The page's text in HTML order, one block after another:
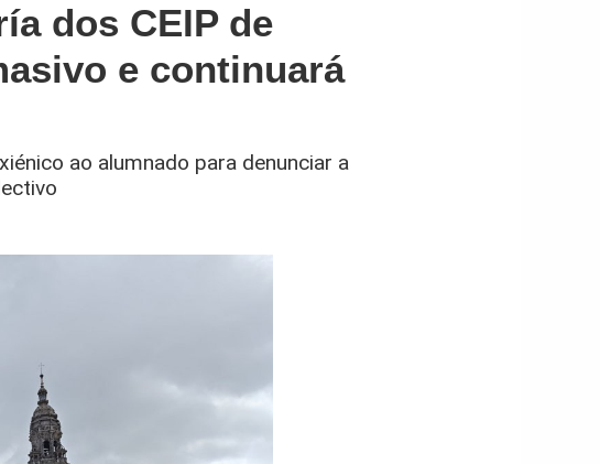
dos CEIP de
e continuará
ao alumnado para denunciar a